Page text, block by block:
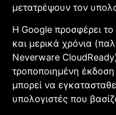
μετατρέψουν τον
Η Google προσφέρει
και μερικά χρόνια
Neverware
τροποποιημένη
μπορεί να
υπολογιστές που